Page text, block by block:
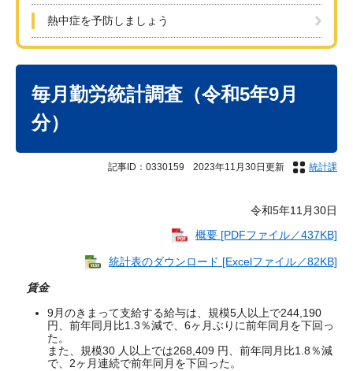
熱中症を予防しましょう
毎月勤労統計調査（令和5年9月
分）
記事ID：0330159 2023年11月30日更新 統計課
令和5年11月30日
概要 [PDFファイル／437KB]
統計表のダウンロード [Excelファイル／82KB]
賃金
9月のきまって支給する給与は、規模5人以上で244,190
円、前年同月比1.3％減で、6ヶ月ぶりに前年同月を下回っ
た。
また、規模30 人以上では268,409 円、前年同月比1.8％減
で、2ヶ月連続で前年同月を下回った。